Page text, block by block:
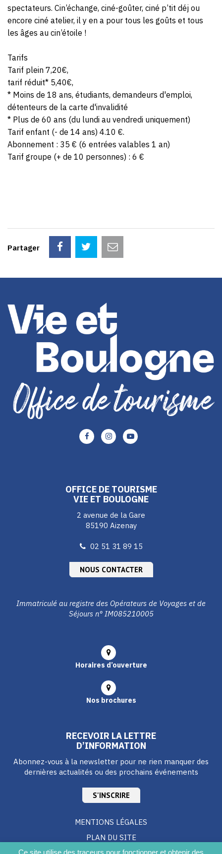
Ce site utilise des traceurs pour fonctionner et obtenir des
spectateurs. Cin’échange, ciné-goûter, ciné p’tit déj ou
encore ciné atelier, il y en a pour tous les goûts et tous
les âges au cin’étoile !
Tarifs
Tarif plein 7,20€,
tarif réduit* 5,40€,
* Moins de 18 ans, étudiants, demandeurs d'emploi,
détenteurs de la carte d'invalidité
* Plus de 60 ans (du lundi au vendredi uniquement)
Tarif enfant (- de 14 ans) 4.10 €.
Abonnement : 35 € (6 entrées valables 1 an)
Tarif groupe (+ de 10 personnes) : 6 €
Partager
Lien
vers
Lien
vers
Lien
OFFICE DE TOURISME
VIE ET BOULOGNE
2 avenue de la Gare
85190 Aizenay
02 51 31 89 15
NOUS CONTACTER
Immatriculé au registre des Opérateurs de Voyages et de
Séjours n° IM085210005
Horaires d’ouverture
Nos brochures
RECEVOIR LA LETTRE
D’INFORMATION
Abonnez-vous à la newsletter pour ne rien manquer des
dernières actualités ou des prochains événements
S'INSCRIRE
MENTIONS LÉGALES
PLAN DU SITE